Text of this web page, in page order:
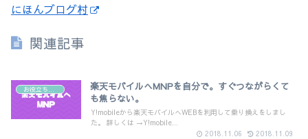
にほんブログ村
関連記事
楽天モバイルへMNPを自分で。すぐつながらくて
も焦らない。
Y!mobileから楽天モバイルへWEBを利用して乗り換えをしまし
た。 詳しくは →Y!mobile...
2018.11.06
2018.11.09